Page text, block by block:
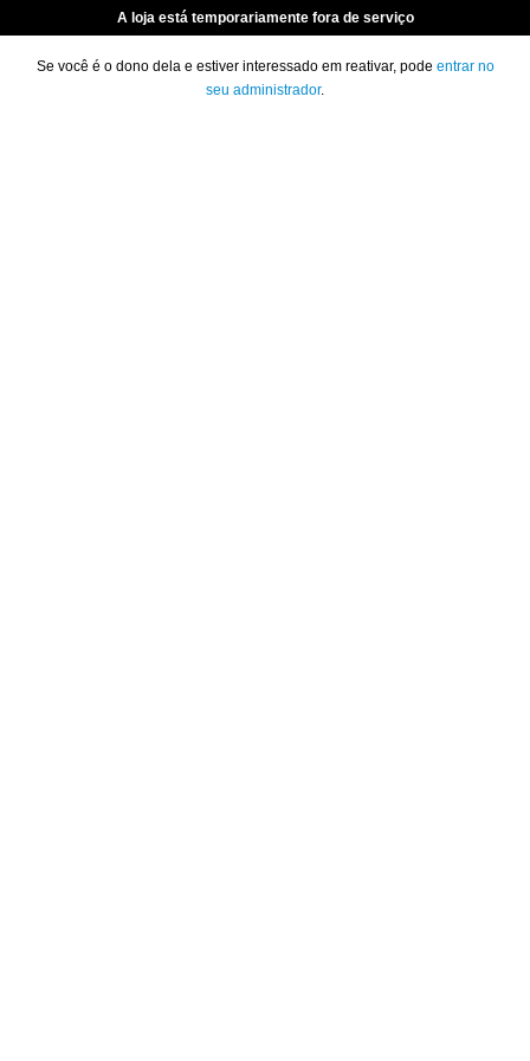
A loja está temporariamente fora de serviço
Se você é o dono dela e estiver interessado em reativar, pode entrar no
seu administrador.